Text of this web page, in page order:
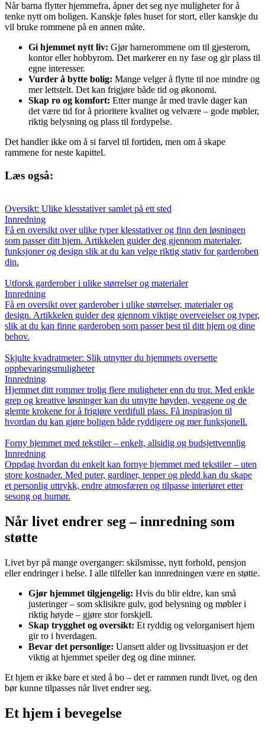
Når barna flytter hjemmefra, åpner det seg nye muligheter for å
tenke nytt om boligen. Kanskje føles huset for stort, eller kanskje du
vil bruke rommene på en annen måte.
Gi hjemmet nytt liv: Gjør barnerommene om til gjesterom,
kontor eller hobbyrom. Det markerer en ny fase og gir plass til
egne interesser.
Vurder å bytte bolig: Mange velger å flytte til noe mindre og
mer lettstelt. Det kan frigjøre både tid og økonomi.
Skap ro og komfort: Etter mange år med travle dager kan
det være tid for å prioritere kvalitet og velvære – gode møbler,
riktig belysning og plass til fordypelse.
Det handler ikke om å si farvel til fortiden, men om å skape
rammene for neste kapittel.
Læs også:
Oversikt: Ulike klesstativer samlet på ett sted
Innredning
Få en oversikt over ulike typer klesstativer og finn den løsningen
som passer ditt hjem. Artikkelen guider deg gjennom materialer,
funksjoner og design slik at du kan velge riktig stativ for garderoben
din.
Utforsk garderober i ulike størrelser og materialer
Innredning
Få en oversikt over garderober i ulike størrelser, materialer og
design. Artikkelen guider deg gjennom viktige overveielser og typer,
slik at du kan finne garderoben som passer best til ditt hjem og dine
behov.
Skjulte kvadratmeter: Slik utnytter du hjemmets oversette
oppbevaringsmuligheter
Innredning
Hjemmet ditt rommer trolig flere muligheter enn du tror. Med enkle
grep og kreative løsninger kan du utnytte høyden, veggene og de
glemte krokene for å frigjøre verdifull plass. Få inspirasjon til
hvordan du kan gjøre boligen både ryddigere og mer funksjonell.
Forny hjemmet med tekstiler – enkelt, allsidig og budsjettvennlig
Innredning
Oppdag hvordan du enkelt kan fornye hjemmet med tekstiler – uten
store kostnader. Med puter, gardiner, tepper og pledd kan du skape
et personlig uttrykk, endre atmosfæren og tilpasse interiøret etter
sesong og humør.
Når livet endrer seg – innredning som
støtte
Livet byr på mange overganger: skilsmisse, nytt forhold, pensjon
eller endringer i helse. I alle tilfeller kan innredningen være en støtte.
Gjør hjemmet tilgjengelig: Hvis du blir eldre, kan små
justeringer – som sklisikre gulv, god belysning og møbler i
riktig høyde – gjøre stor forskjell.
Skap trygghet og oversikt: Et ryddig og velorganisert hjem
gir ro i hverdagen.
Bevar det personlige: Uansett alder og livssituasjon er det
viktig at hjemmet speiler deg og dine minner.
Et hjem er ikke bare et sted å bo – det er rammen rundt livet, og den
bør kunne tilpasses når livet endrer seg.
Et hjem i bevegelse